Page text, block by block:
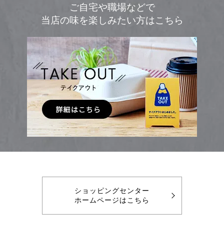
ご自宅や職場などで
当店の味を楽しみたい方はこちら
ショッピングセンター
ホームページはこちら